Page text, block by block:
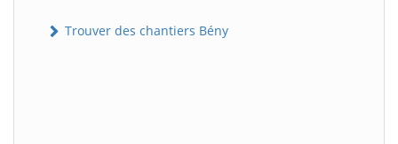
Trouver des chantiers Bény